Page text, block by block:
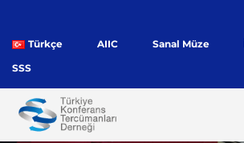
Türkçe AIIC Sanal Müze
SSS